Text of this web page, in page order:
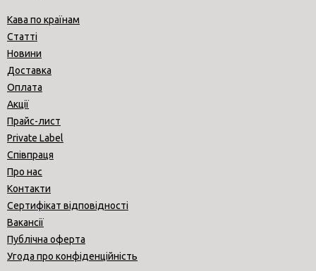
Кава по країнам
Статті
Новини
Доставка
Оплата
Акції
Прайс-лист
Private Label
Співпраця
Про нас
Контакти
Сертифікат відповідності
Вакансії
Публічна оферта
Угода про конфіденційність